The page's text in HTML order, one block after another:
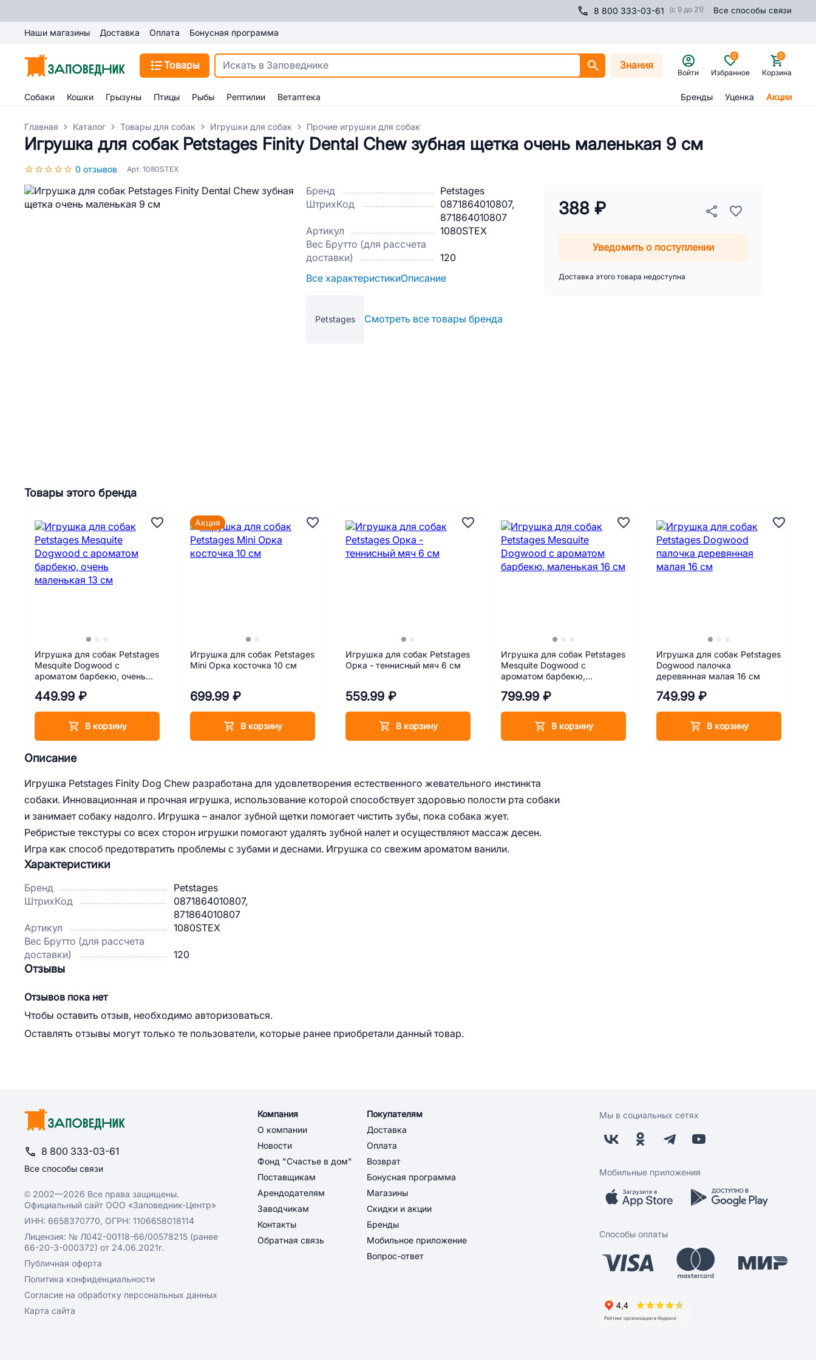
8 800 333-03-61 (с 9 до 21) Все способы связи
Наши магазины Доставка Оплата Бонусная программа
Товары Знания
Войти Избранное
0
Корзина
0
Собаки Кошки Грызуны Птицы Рыбы Рептилии Ветаптека Бренды Уценка Акции
Главная Каталог Товары для собак Игрушки для собак Прочие игрушки для собак
Игрушка для собак Petstages Finity Dental Chew зубная щетка очень маленькая 9 см
0 отзывов Арт. 1080STEX
Бренд
Petstages
ШтрихКод
0871864010807,
871864010807
Артикул
1080STEX
Вес Брутто (для рассчета
доставки)
120
Все характеристикиОписание
Petstages Смотреть все товары бренда
388 ₽
Уведомить о поступлении
Доставка этого товара недоступна
Описание
Игрушка Petstages Finity Dog Chew разработана для удовлетворения естественного жевательного инстинкта
собаки. Инновационная и прочная игрушка, использование которой способствует здоровью полости рта собаки
и занимает собаку надолго. Игрушка – аналог зубной щетки помогает чистить зубы, пока собака жует.
Ребристые текстуры со всех сторон игрушки помогают удалять зубной налет и осуществляют массаж десен.
Игра как способ предотвратить проблемы с зубами и деснами. Игрушка со свежим ароматом ванили.
Товары этого бренда
Игрушка для собак Petstages
Mesquite Dogwood с
ароматом барбекю, очень
449.99 ₽
В корзину
Игрушка для собак Petstages
Mini Орка косточка 10 см
699.99 ₽
В корзину
Акция
Игрушка для собак Petstages
Орка - теннисный мяч 6 см
559.99 ₽
В корзину
Игрушка для собак Petstages
Mesquite Dogwood с
ароматом барбекю,
799.99 ₽
В корзину
Игрушка для собак Petstages
Dogwood палочка
деревянная малая 16 см
749.99 ₽
В корзину
Характеристики
Бренд
Petstages
ШтрихКод
0871864010807,
871864010807
Артикул
1080STEX
Вес Брутто (для рассчета
доставки)
120
Отзывы
Отзывов пока нет
Чтобы оставить отзыв, необходимо авторизоваться.
Оставлять отзывы могут только те пользователи, которые ранее приобретали данный товар.
8 800 333-03-61
Все способы связи
© 2002—2026 Все права защищены.
Официальный сайт ООО «Заповедник-Центр»
ИНН: 6658370770, ОГРН: 1106658018114
Лицензия: № Л042-00118-66/00578215 (ранее
66-20-3-000372) от 24.06.2021г.
Публичная оферта
Политика конфиденциальности
Согласие на обработку персональных данных
Карта сайта
Компания
О компании
Новости
Фонд "Счастье в дом"
Поставщикам
Арендодателям
Заводчикам
Контакты
Обратная связь
Покупателям
Доставка
Оплата
Возврат
Бонусная программа
Магазины
Скидки и акции
Бренды
Мобильное приложение
Вопрос-ответ
Мы в социальных сетях
Мобильные приложения
Способы оплаты